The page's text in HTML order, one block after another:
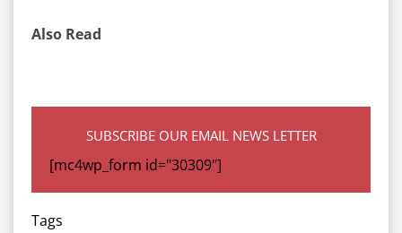
Also Read
SUBSCRIBE OUR EMAIL NEWS LETTER
[mc4wp_form id="30309"]
Tags